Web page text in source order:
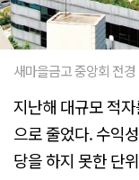
새마을금고 중앙회 전경
지난해 대규모 적
으로 줄었다. 수익
당을 하지 못한 단